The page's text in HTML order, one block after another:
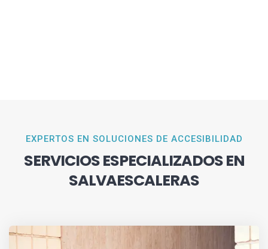
EXPERTOS EN SOLUCIONES DE ACCESIBILIDAD
SERVICIOS ESPECIALIZADOS EN
SALVAESCALERAS